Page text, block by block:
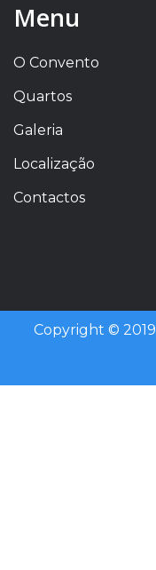
Menu
O Convento
Quartos
Galeria
Localização
Contactos
Copyright ©